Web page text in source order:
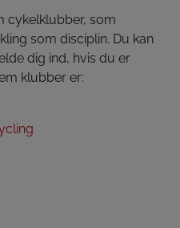
cykelklubber, som
som disciplin. Du kan
dig ind, hvis du er
klubber er: